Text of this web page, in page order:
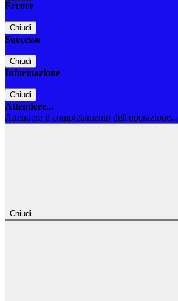
Errore
Chiudi
Successo
Chiudi
Informazione
Chiudi
Attendere...
Attendere il completamento dell'operazione...
Chiudi